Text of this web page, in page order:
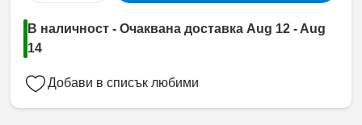
В наличност - Очаквана доставка Aug 12 - Aug
14
Добави в списък любими